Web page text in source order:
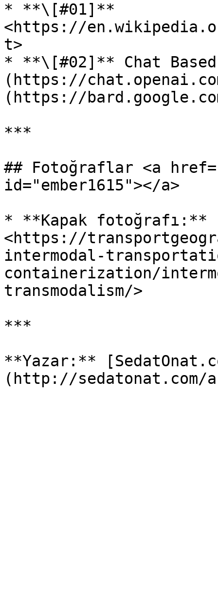
* **\[#01]**
<https://
t>
* **\[#02]** Chat
(https://
(https://
***
## Fotoğraflar <a
id="ember1615"></a>
* **Kapak fotoğrafı:**
<https://
intermodal-
containerization/
transmodalism/>
***
**Yazar:**